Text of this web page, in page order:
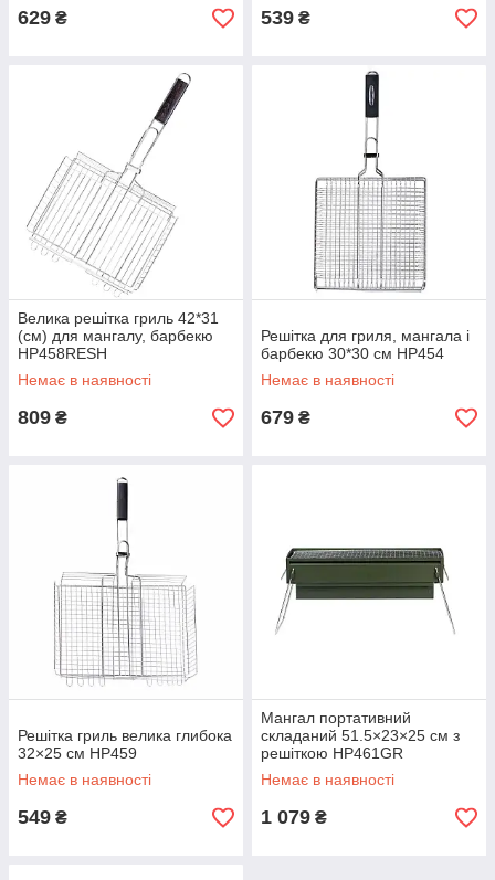
629 ₴ 539 ₴
Велика решітка гриль 42*31
(см) для мангалу, барбекю
HP458RESH
Немає в наявності
809 ₴
Решітка для гриля, мангала і
барбекю 30*30 см HP454
Немає в наявності
679 ₴
Решітка гриль велика глибока
32×25 см HP459
Немає в наявності
549 ₴
Мангал портативний
складаний 51.5×23×25 см з
решіткою HP461GR
Немає в наявності
1 079 ₴